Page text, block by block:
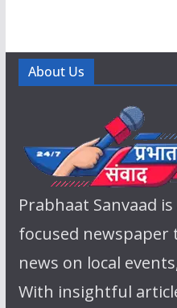
About Us
Prabhaat Sanvaad
focused
news on local
With insightful